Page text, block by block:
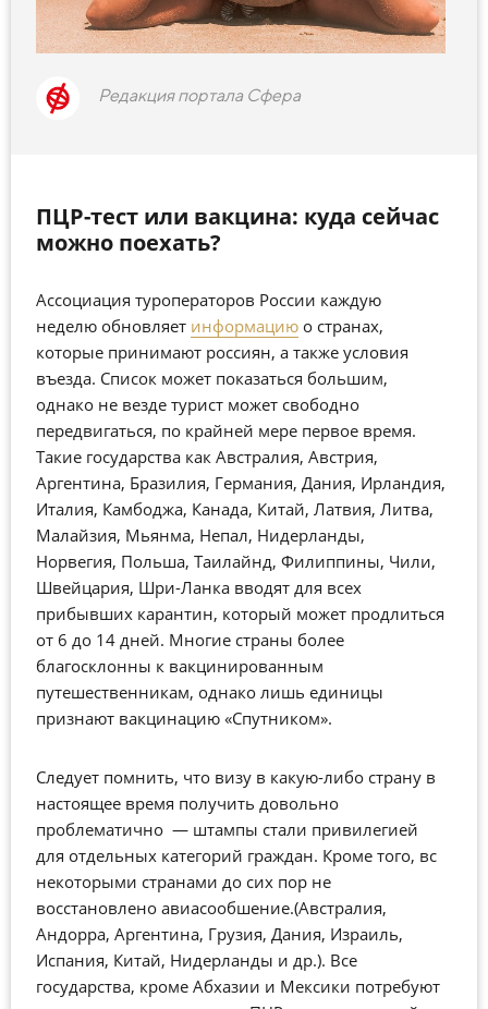
Редакция портала Сфера
ПЦР-тест или вакцина: куда сейчас
можно поехать?
Ассоциация туроператоров России каждую
неделю обновляет информацию о странах,
которые принимают россиян, а также условия
въезда. Список может показаться большим,
однако не везде турист может свободно
передвигаться, по крайней мере первое время.
Такие государства как Австралия, Австрия,
Аргентина, Бразилия, Германия, Дания, Ирландия,
Италия, Камбоджа, Канада, Китай, Латвия, Литва,
Малайзия, Мьянма, Непал, Нидерланды,
Норвегия, Польша, Таилайнд, Филиппины, Чили,
Швейцария, Шри-Ланка вводят для всех
прибывших карантин, который может продлиться
от 6 до 14 дней. Многие страны более
благосклонны к вакцинированным
путешественникам, однако лишь единицы
признают вакцинацию «Спутником».
Следует помнить, что визу в какую-либо страну в
настоящее время получить довольно
проблематично — штампы стали привилегией
для отдельных категорий граждан. Кроме того, вс
некоторыми странами до сих пор не
восстановлено авиасообшение.(Австралия,
Андорра, Аргентина, Грузия, Дания, Израиль,
Испания, Китай, Нидерланды и др.). Все
государства, кроме Абхазии и Мексики потребуют